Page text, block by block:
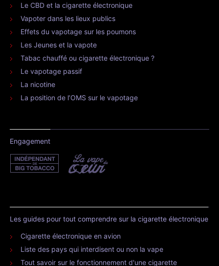
Le CBD et la cigarette électronique
Vapoter dans les lieux publics
Effets du vapotage sur les poumons
Les Jeunes et la vapote
Tabac chauffé ou cigarette électronique ?
Le vapotage passif
La nicotine
La position de l’OMS sur le vapotage
Engagement
Les guides pour tout comprendre sur la cigarette électronique
Cigarette électronique en avion
Liste des pays qui interdisent ou non la vape
Tout savoir sur le fonctionnement d'une cigarette